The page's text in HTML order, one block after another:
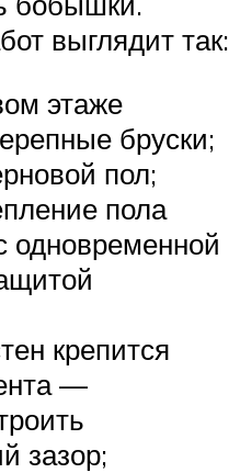
выглядит так:
этаже
бруски;
пол;
пола
одновременной
крепится
—
зазор;